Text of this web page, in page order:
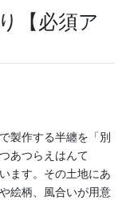
【必須ア
製作する半纏を「別
あつらえはんて
ます。その土地にあ
絵柄、風合いが用意